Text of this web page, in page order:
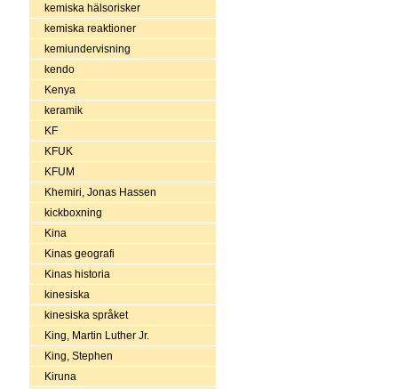
kemiska hälsorisker
kemiska reaktioner
kemiundervisning
kendo
Kenya
keramik
KF
KFUK
KFUM
Khemiri, Jonas Hassen
kickboxning
Kina
Kinas geografi
Kinas historia
kinesiska
kinesiska språket
King, Martin Luther Jr.
King, Stephen
Kiruna